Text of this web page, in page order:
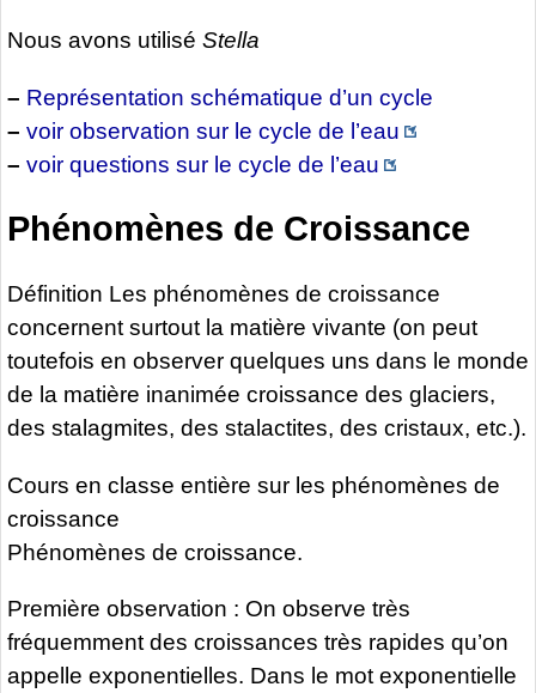
Nous avons utilisé Stella
– Représentation schématique d’un cycle
– voir observation sur le cycle de l’eau
– voir questions sur le cycle de l’eau
Phénomènes de Croissance
Définition Les phénomènes de croissance
concernent surtout la matière vivante (on peut
toutefois en observer quelques uns dans le monde
de la matière inanimée croissance des glaciers,
des stalagmites, des stalactites, des cristaux, etc.).
Cours en classe entière sur les phénomènes de
croissance
Phénomènes de croissance.
Première observation : On observe très
fréquemment des croissances très rapides qu’on
appelle exponentielles. Dans le mot exponentielle